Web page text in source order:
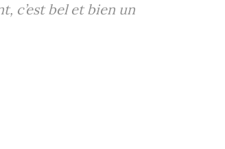
c’est bel et bien un